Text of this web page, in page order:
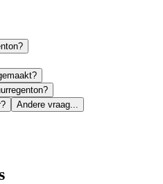
Andere vraag...